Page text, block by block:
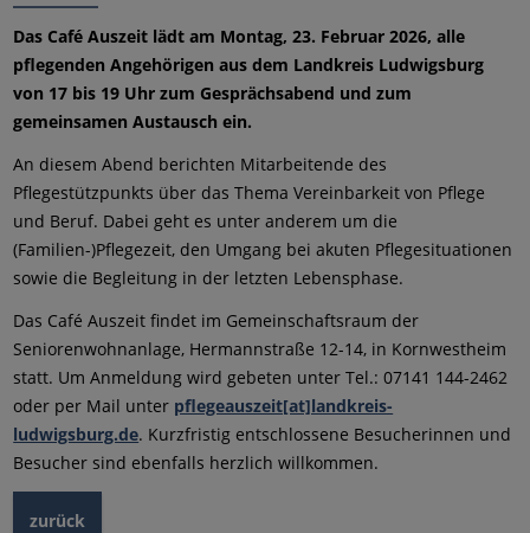
Das Café Auszeit lädt am Montag, 23. Februar 2026, alle
pflegenden Angehörigen aus dem Landkreis Ludwigsburg
von 17 bis 19 Uhr zum Gesprächsabend und zum
gemeinsamen Austausch ein.
An diesem Abend berichten Mitarbeitende des
Pflegestützpunkts über das Thema Vereinbarkeit von Pflege
und Beruf. Dabei geht es unter anderem um die
(Familien-)Pflegezeit, den Umgang bei akuten Pflegesituationen
sowie die Begleitung in der letzten Lebensphase.
Das Café Auszeit findet im Gemeinschaftsraum der
Seniorenwohnanlage, Hermannstraße 12-14, in Kornwestheim
statt. Um Anmeldung wird gebeten unter Tel.: 07141 144-2462
oder per Mail unter pflegeauszeit[at]landkreis-
ludwigsburg.de. Kurzfristig entschlossene Besucherinnen und
Besucher sind ebenfalls herzlich willkommen.
zurück